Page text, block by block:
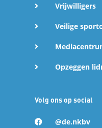
Vrijwilligers
Veilige
Opzeggen
Volg ons op social
@de.nkbv